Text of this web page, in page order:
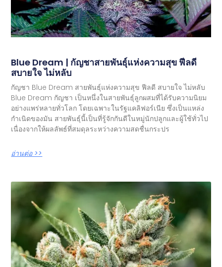
Blue Dream | กัญชาสายพันธุ์แห่งความสุข ฟีลดี
สบายใจ ไม่หลับ
กัญชา Blue Dream สายพันธุ์แห่งความสุข ฟีลดี สบายใจ ไม่หลับ
Blue Dream กัญชา เป็นหนึ่งในสายพันธุ์ลูกผสมที่ได้รับความนิยม
อย่างแพร่หลายทั่วโลก โดยเฉพาะในรัฐแคลิฟอร์เนีย ซึ่งเป็นแหล่ง
กำเนิดของมัน สายพันธุ์นี้เป็นที่รู้จักกันดีในหมู่นักปลูกและผู้ใช้ทั่วไป
เนื่องจากให้ผลลัพธ์ที่สมดุลระหว่างความสดชื่นกระปร
อ่านต่อ >>